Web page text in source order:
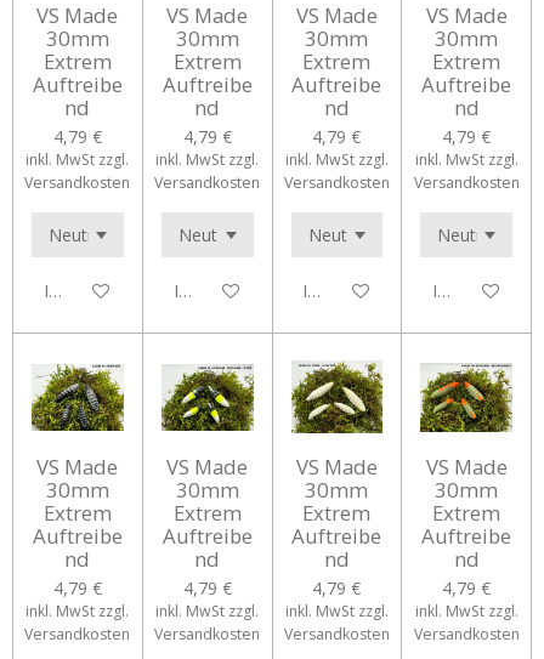
VS Made
30mm
Extrem
Auftreibe
nd
4,79 €
inkl. MwSt zzgl.
Versandkosten
In den Warenkorb
VS Made
30mm
Extrem
Auftreibe
nd
4,79 €
inkl. MwSt zzgl.
Versandkosten
In den Warenkorb
VS Made
30mm
Extrem
Auftreibe
nd
4,79 €
inkl. MwSt zzgl.
Versandkosten
In den Warenkorb
VS Made
30mm
Extrem
Auftreibe
nd
4,79 €
inkl. MwSt zzgl.
Versandkosten
In den
VS Made
30mm
Extrem
Auftreibe
nd
4,79 €
inkl. MwSt zzgl.
Versandkosten
VS Made
30mm
Extrem
Auftreibe
nd
4,79 €
inkl. MwSt zzgl.
Versandkosten
VS Made
30mm
Extrem
Auftreibe
nd
4,79 €
inkl. MwSt zzgl.
Versandkosten
VS Made
30mm
Extrem
Auftreibe
nd
4,79 €
inkl. MwSt zzgl.
Versandkosten